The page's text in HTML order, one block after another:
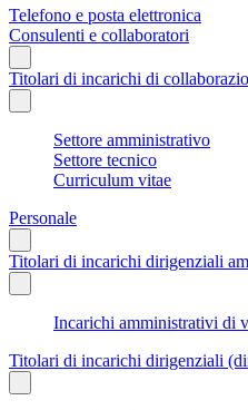
Telefono e posta elettronica
Consulenti e collaboratori
Titolari di incarichi di
Settore amministrativo
Settore tecnico
Curriculum vitae
Personale
Titolari di incarichi dirigenziali
Incarichi amministrativi di
Titolari di incarichi dirigenziali